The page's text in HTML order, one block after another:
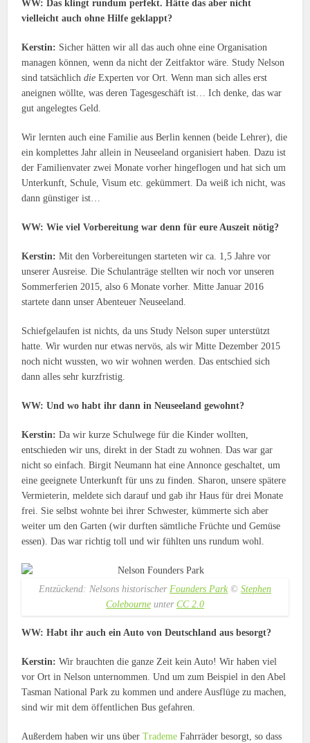
WW: Das klingt rundum perfekt. Hätte das aber nicht
vielleicht auch ohne Hilfe geklappt?
Kerstin: Sicher hätten wir all das auch ohne eine Organisation
managen können, wenn da nicht der Zeitfaktor wäre. Study Nelson
sind tatsächlichdie Experten vor Ort. Wenn man sich alles erst
aneignen wöllte, was deren Tagesgeschäft ist… Ich denke, das war
gut angelegtes Geld.
Wir lernten auch eine Familie aus Berlin kennen (beide Lehrer), die
ein komplettes Jahr allein in Neuseeland organisiert haben. Dazu ist
der Familienvater zwei Monate vorher hingeflogen und hat sich um
Unterkunft, Schule, Visum etc. gekümmert. Da weiß ich nicht, was
dann günstiger ist…
WW: Wie viel Vorbereitung war denn für eure Auszeit nötig?
Kerstin: Mit den Vorbereitungen starteten wir ca. 1,5 Jahre vor
unserer Ausreise. Die Schulanträge stellten wir noch vor unseren
Sommerferien 2015, also 6 Monate vorher. Mitte Januar 2016
startete dann unser Abenteuer Neuseeland.
Schiefgelaufen ist nichts, da uns Study Nelson super unterstützt
hatte. Wir wurden nur etwas nervös, als wir Mitte Dezember 2015
noch nicht wussten, wo wir wohnen werden. Das entschied sich
dann alles sehr kurzfristig.
WW: Und wo habt ihr dann in Neuseeland gewohnt?
Kerstin: Da wir kurze Schulwege für die Kinder wollten,
entschieden wir uns, direkt in der Stadt zu wohnen. Das war gar
nicht so einfach. Birgit Neumann hat eine Annonce geschaltet, um
eine geeignete Unterkunft für uns zu finden. Sharon, unsere spätere
Vermieterin, meldete sich darauf und gab ihr Haus für drei Monate
frei. Sie selbst wohnte bei ihrer Schwester, kümmerte sich aber
weiter um den Garten (wir durften sämtliche Früchte und Gemüse
essen). Das war richtig toll und wir fühlten uns rundum wohl.
Entzückend: Nelsons historischer Founders Park© Stephen
Colebourne unter CC 2.0
WW: Habt ihr auch ein Auto von Deutschland aus besorgt?
Kerstin: Wir brauchten die ganze Zeit kein Auto! Wir haben viel
vor Ort in Nelson unternommen. Und um zum Beispiel in den Abel
Tasman National Park zu kommen und andere Ausflüge zu machen,
sind wir mit dem öffentlichen Bus gefahren.
Außerdem haben wir uns überTrademe Fahrräder besorgt, so dass